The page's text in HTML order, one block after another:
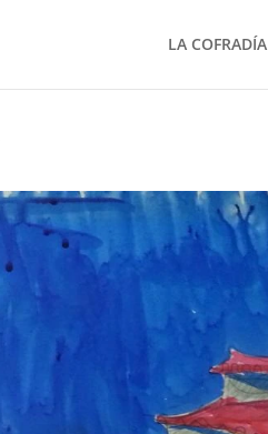
LA COFRADÍA